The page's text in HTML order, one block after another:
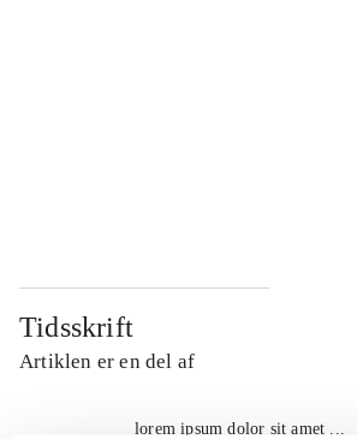
Tidsskrift
Artiklen er en del af
lorem ipsum dolor sit amet ...